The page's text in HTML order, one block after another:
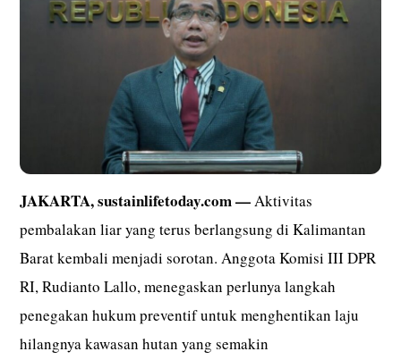
JAKARTA,sustainlifetoday.com—Aktivitas
pembalakan liar yang terus berlangsung di Kalimantan
Barat kembali menjadi sorotan. Anggota Komisi III DPR
RI, Rudianto Lallo, menegaskan perlunya langkah
penegakan hukum preventif untuk menghentikan laju
hilangnya kawasan hutan yang semakin